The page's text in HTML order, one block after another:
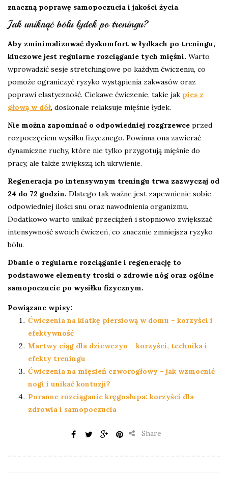
znaczną poprawę samopoczucia i jakości życia.
Jak uniknąć bólu łydek po treningu?
Aby zminimalizować dyskomfort w łydkach po treningu,
kluczowe jest regularne rozciąganie tych mięśni. Warto
wprowadzić sesje stretchingowe po każdym ćwiczeniu, co
pomoże ograniczyć ryzyko wystąpienia zakwasów oraz
poprawi elastyczność. Ciekawe ćwiczenie, takie jak pies z
głową w dół, doskonale relaksuje mięśnie łydek.
Nie można zapominać o odpowiedniej rozgrzewce przed
rozpoczęciem wysiłku fizycznego. Powinna ona zawierać
dynamiczne ruchy, które nie tylko przygotują mięśnie do
pracy, ale także zwiększą ich ukrwienie.
Regeneracja po intensywnym treningu trwa zazwyczaj od
24 do 72 godzin. Dlatego tak ważne jest zapewnienie sobie
odpowiedniej ilości snu oraz nawodnienia organizmu.
Dodatkowo warto unikać przeciążeń i stopniowo zwiększać
intensywność swoich ćwiczeń, co znacznie zmniejsza ryzyko
bólu.
Dbanie o regularne rozciąganie i regenerację to
podstawowe elementy troski o zdrowie nóg oraz ogólne
samopoczucie po wysiłku fizycznym.
Powiązane wpisy:
Ćwiczenia na klatkę piersiową w domu – korzyści i
efektywność
Martwy ciąg dla dziewczyn – korzyści, technika i
efekty treningu
Ćwiczenia na mięsień czworogłowy – jak wzmocnić
nogi i unikać kontuzji?
Poranne rozciąganie kręgosłupa: korzyści dla
zdrowia i samopoczucia
Share